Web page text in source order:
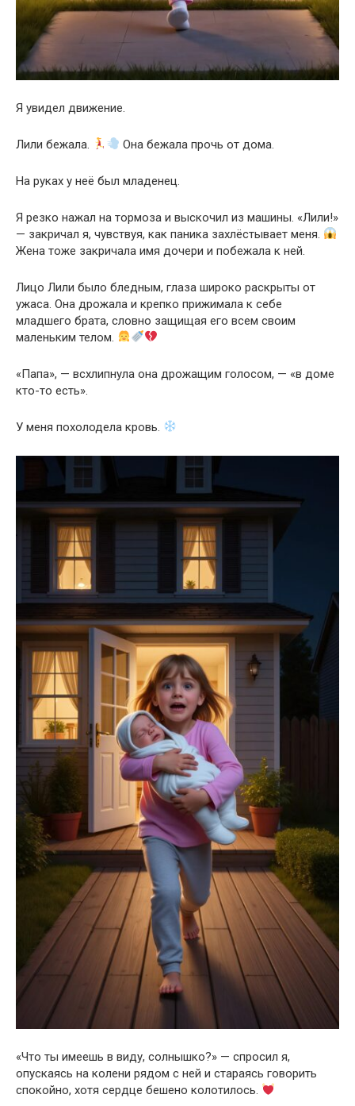
Я увидел движение.
Лили бежала. Она бежала прочь от дома.
На руках у неё был младенец.
Я резко нажал на тормоза и выскочил из машины. «Лили!»
— закричал я, чувствуя, как паника захлёстывает меня.
Жена тоже закричала имя дочери и побежала к ней.
Лицо Лили было бледным, глаза широко раскрыты от
ужаса. Она дрожала и крепко прижимала к себе
младшего брата, словно защищая его всем своим
маленьким телом.
«Папа», — всхлипнула она дрожащим голосом, — «в доме
кто-то есть».
У меня похолодела кровь.
«Что ты имеешь в виду, солнышко?» — спросил я,
опускаясь на колени рядом с ней и стараясь говорить
спокойно, хотя сердце бешено колотилось.